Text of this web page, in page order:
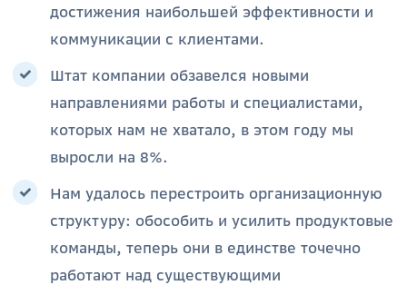
достижения наибольшей эффективности и
коммуникации с клиентами.
Штат компании обзавелся новыми
направлениями работы и специалистами,
которых нам не хватало, в этом году мы
выросли на 8%.
Нам удалось перестроить организационную
структуру: обособить и усилить продуктовые
команды, теперь они в единстве точечно
работают над существующими